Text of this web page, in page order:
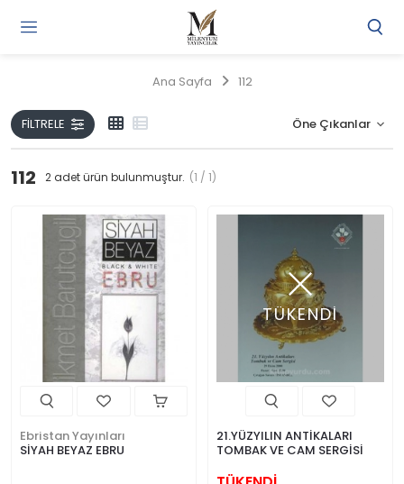
Ana Sayfa 112
FILTRELE
112 2 adet ürün bulunmuştur. (1 / 1)
Ebristan Yayınları
SİYAH BEYAZ EBRU
TÜKENDİ
21.YÜZYILIN ANTİKALARI
TOMBAK VE CAM SERGİSİ